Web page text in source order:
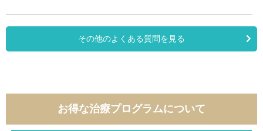
その他のよくある質問を見る
お得な治療プログラムについて